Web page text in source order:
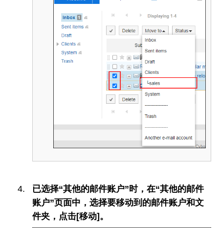
已选择“其他的邮件账户”时，在“其他的邮件
账户”页面中，选择要移动到的邮件账户和文
件夹，点击[移动]。